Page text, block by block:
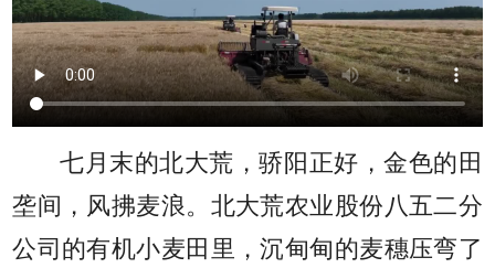
七月末的北大荒，骄阳正好，金色的田
垄间，风拂麦浪。北大荒农业股份八五二分
公司的有机小麦田里，沉甸甸的麦穗压弯了